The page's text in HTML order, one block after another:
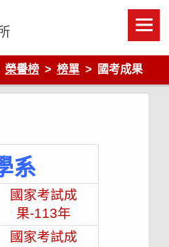
慧財產暨科技法律研究所
榮譽榜 榜單 國考成果
系
國家考試成
果-113年
國家考試成